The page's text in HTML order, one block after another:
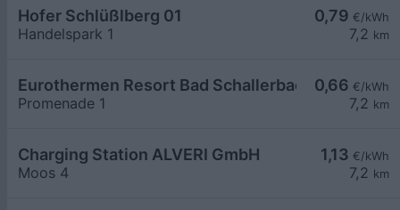
0,79 €/kWh
7,2 km
Hofer Schlüßlberg 01
Handelspark 1
0,66 €/kWh
7,2 km
Eurothermen Resort Bad Schallerbach LG2
Promenade 1
1,13 €/kWh
7,2 km
Charging Station ALVERI GmbH
Moos 4